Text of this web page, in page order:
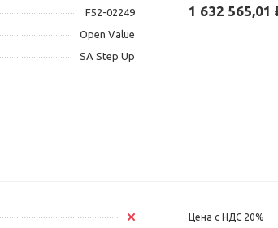
F52-02249
Open Value
SA Step Up
1 632 565,01
Цена с НДС 20%